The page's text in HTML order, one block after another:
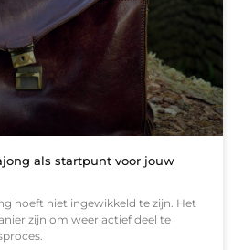
als startpunt voor jouw
hoeft niet ingewikkeld te zijn. Het
zijn om weer actief deel te